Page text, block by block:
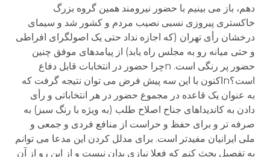
دهم، باز می بینیم با حضور نیرومند همین گروه بزرگ
خاکستری پیروزی نسبی نصیب مردم و کشور شد و سیمای
درخشان رأی تهران (که اجازه نداد حتی یک اصولگرای افراطی
و حتی میانه رو به مجلس راه یابد) از پیامدهای موفق چنین
حضور پر رنگی است. nچرا حضور در انتخابات قابل دفاع
است؟nاکنون با این سه پیش فرض می توان نتیجه گرفت که
به عنوان یک قاعده در مجموع حضور در هر انتخاباتی و رأی
دادن به کاندیداهای جناح اصلاح طلب (به ویژه با رنگ سبز) به
صرفه تر و برای حفظ و حراست از منافع فردی و جمعی و
ملی ایرانیان مفیدتر است. برای مدلل کردن این مدعا می توانم
به تفصیل بحث کنم که فعلا نیازی بدان نیست و از این رو از آن